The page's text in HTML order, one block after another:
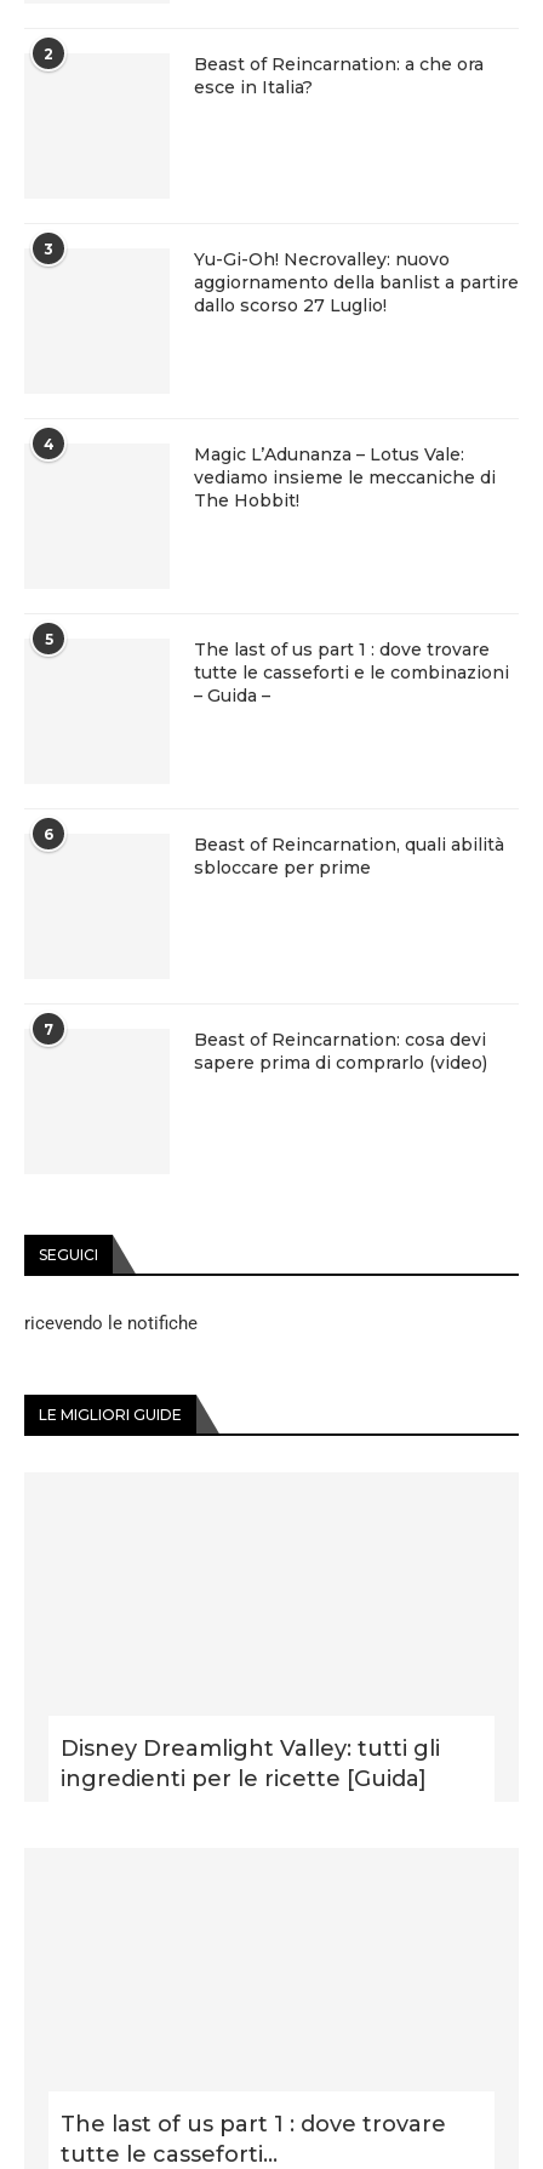
2
Beast of Reincarnation: a che ora
esce in Italia?
3
Yu-Gi-Oh! Necrovalley: nuovo
aggiornamento della banlist a partire
dallo scorso 27 Luglio!
4
Magic L’Adunanza – Lotus Vale:
vediamo insieme le meccaniche di
The Hobbit!
5
The last of us part 1 : dove trovare
tutte le casseforti e le combinazioni
– Guida –
6
Beast of Reincarnation, quali abilità
sbloccare per prime
7
Beast of Reincarnation: cosa devi
sapere prima di comprarlo (video)
SEGUICI
ricevendo le notifiche
LE MIGLIORI GUIDE
Disney Dreamlight Valley: tutti gli
ingredienti per le ricette [Guida]
The last of us part 1 : dove trovare
tutte le casseforti...